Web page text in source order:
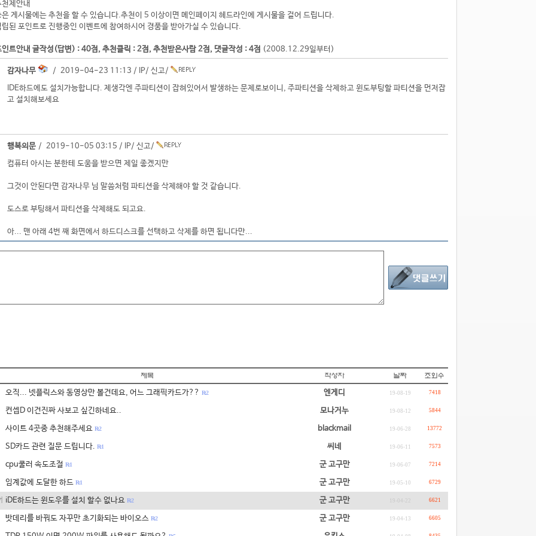
천제안내
은 게시물에는 추천을 할 수 있습니다.추천이 5 이상이면 메인페이지 헤드라인에 게시물을 걸어 드립니다.
립된 포인트로 진행중인 이벤트에 참여하시어 경품을 받아가실 수 있습니다.
인트안내 글작성(답변) : 40점, 추천클릭 : 2점, 추천받은사람 2점, 댓글작성 : 4점 (2008.12.29일부터)
감자나무 / 2019-04-23 11:13 / IP/ 신고/
IDE하드에도 설치가능합니다. 제생각엔 주파티션이 잡혀있어서 발생하는 문제로보이니, 주파티션을 삭제하고 윈도부팅할 파티션을 먼저잡
고 설치해보세요
행복의문 / 2019-10-05 03:15 / IP/ 신고/
컴퓨터 아시는 분한테 도움을 받으면 제일 좋겠지만
그것이 안된다면 감자나무 님 말씀처럼 파티션을 삭제해야 할 것 같습니다.
도스로 부팅해서 파티션을 삭제해도 되고요.
아... 맨 아래 4번 째 화면에서 하드디스크를 선택하고 삭제를 하면 됩니다만...
오직... 넷플릭스와 동영상만 볼건데요, 어느 그래픽카드가?? R: 2 엔게디 19-08-19 7418
컨셉D 이건진짜 사보고 싶긴하네요.. 모나거누 19-08-12 5844
사이트 4곳중 추천해주세요 R: 2 blackmail 19-06-28 13772
SD카드 관련 질문 드립니다. R: 1 씨네 19-06-11 7573
cpu쿨러 속도조절 R: 1 군 고구만 19-06-07 7214
임계값에 도달한 하드 R: 1 군 고구만 19-05-10 6729
iDE하드는 윈도우를 설치 할수 없나요 R: 2 군 고구만 6621
밧데리를 바꿔도 자꾸만 초기화되는 바이오스 R: 2 군 고구만 19-04-13 6605